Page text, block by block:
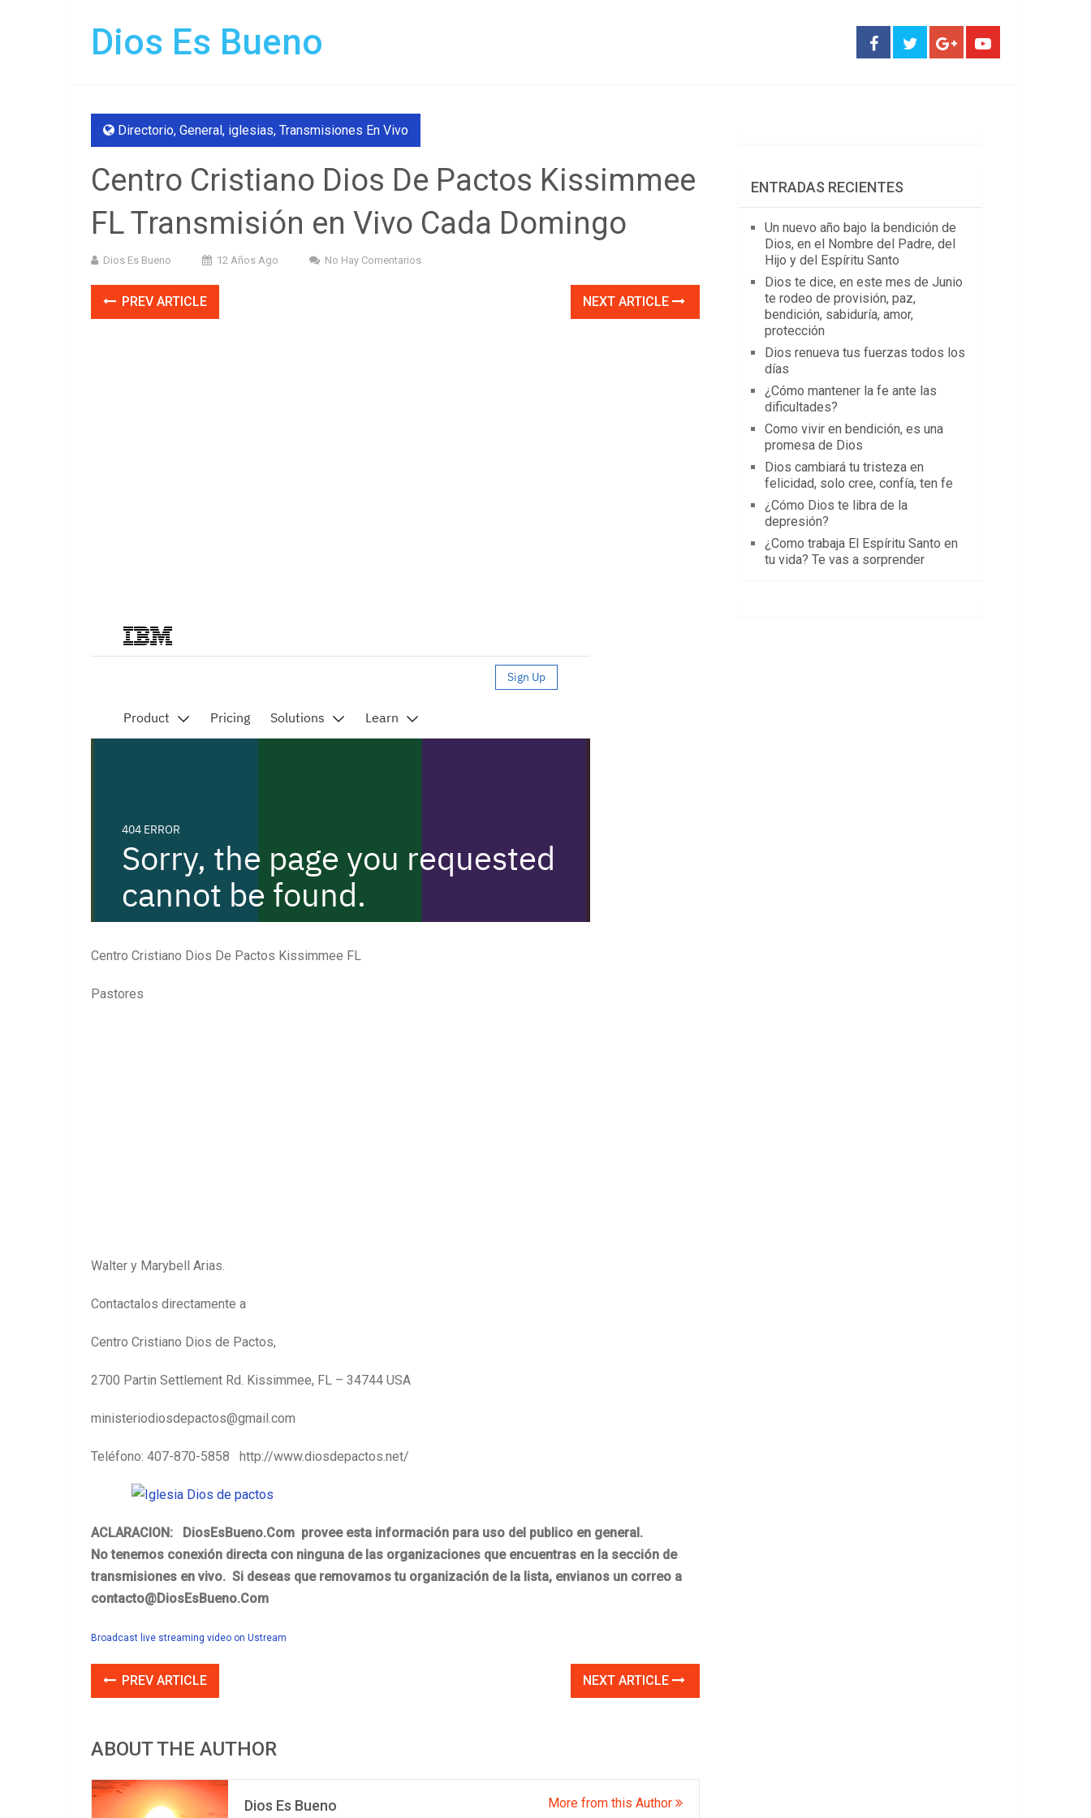
Dios Es Bueno
Directorio, General, iglesias, Transmisiones En Vivo
Centro Cristiano Dios De Pactos Kissimmee
FL Transmisión en Vivo Cada Domingo
Dios Es Bueno 12 Años Ago No Hay Comentarios
PREV ARTICLE NEXT ARTICLE
Centro Cristiano Dios De Pactos Kissimmee FL
Pastores
Walter y Marybell Arias.
Contactalos directamente a
Centro Cristiano Dios de Pactos,
2700 Partin Settlement Rd. Kissimmee, FL – 34744 USA
ministeriodiosdepactos@gmail.com
Teléfono: 407-870-5858 http://www.diosdepactos.net/
ACLARACION: DiosEsBueno.Com provee esta información para uso del publico en general.
No tenemos conexión directa con ninguna de las organizaciones que encuentras en la sección de
transmisiones en vivo. Si deseas que removamos tu organización de la lista, envianos un correo a
contacto@DiosEsBueno.Com
Broadcast live streaming video on Ustream
PREV ARTICLE NEXT ARTICLE
ABOUT THE AUTHOR
Dios Es Bueno More from this Author
ENTRADAS RECIENTES
Un nuevo año bajo la bendición de
Dios, en el Nombre del Padre, del
Hijo y del Espíritu Santo
Dios te dice, en este mes de Junio
te rodeo de provisión, paz,
bendición, sabiduría, amor,
protección
Dios renueva tus fuerzas todos los
días
¿Cómo mantener la fe ante las
dificultades?
Como vivir en bendición, es una
promesa de Dios
Dios cambiará tu tristeza en
felicidad, solo cree, confía, ten fe
¿Cómo Dios te libra de la
depresión?
¿Como trabaja El Espíritu Santo en
tu vida? Te vas a sorprender